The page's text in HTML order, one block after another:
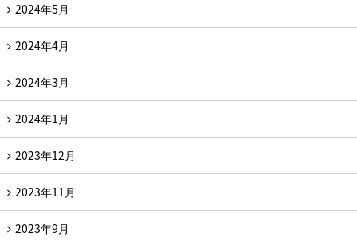
2024年5月
2024年4月
2024年3月
2024年1月
2023年12月
2023年11月
2023年9月